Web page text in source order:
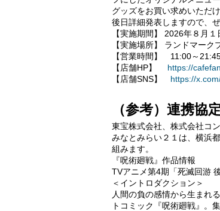
グッズをお買い求めいただけ
後日詳細発表しますので、
【実施期間】 2026年８月
【実施場所】 ランドマー
【営業時間】 11:00～
【店舗HP】 https://
【店舗SNS】 https://
（参考）連携協
東宝株式会社、株式会社コ
みなとみらい２１は、横浜
組みます。
『呪術廻戦』作品情報
TVアニメ第4期「死滅回游
＜イントロダクション＞
人間の負の感情から生まれ
トコミック『呪術廻戦』。